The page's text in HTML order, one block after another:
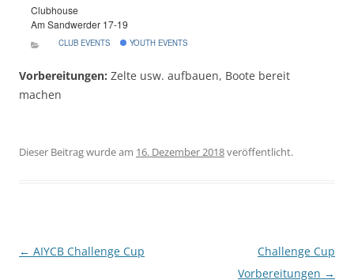
Clubhouse
Am Sandwerder 17-19
CLUB EVENTS YOUTH EVENTS
Vorbereitungen: Zelte usw. aufbauen, Boote bereit
machen
Dieser Beitrag wurde am 16. Dezember 2018veröffentlicht.
Beitragsnavigation
← AIYCB Challenge Cup
Challenge Cup
Vorbereitungen →